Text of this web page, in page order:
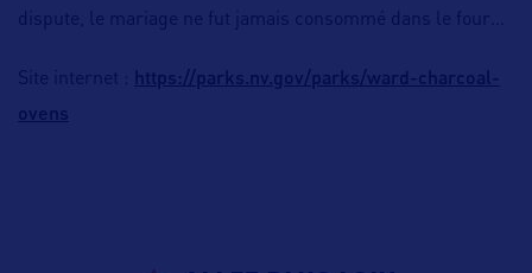
dispute, le mariage ne fut jamais consommé dans le four…
Site internet : https://parks.nv.gov/parks/ward-charcoal-
ovens